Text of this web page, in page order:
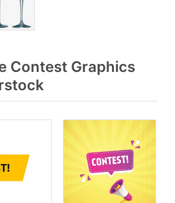
Contest Graphics